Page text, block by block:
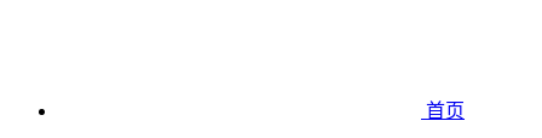
首页